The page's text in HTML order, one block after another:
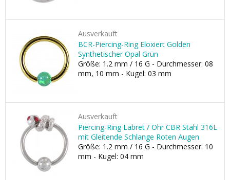
Ausverkauft
BCR-Piercing-Ring Eloxiert Golden
Synthetischer Opal Grün
Größe: 1.2 mm / 16 G - Durchmesser: 08
mm, 10 mm - Kugel: 03 mm
Ausverkauft
Piercing-Ring Labret / Ohr CBR Stahl 316L
mit Gleitende Schlange Roten Augen
Größe: 1.2 mm / 16 G - Durchmesser: 10
mm - Kugel: 04 mm